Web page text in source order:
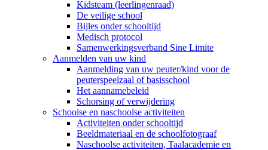
Kidsteam (leerlingenraad)
De veilige school
Bijles onder schooltijd
Medisch protocol
Samenwerkingsverband Sine Limite
Aanmelden van uw kind
Aanmelding van uw peuter/kind voor de
peuterspeelzaal of basisschool
Het aannamebeleid
Schorsing of verwijdering
Schoolse en naschoolse activiteiten
Activiteiten onder schooltijd
Beeldmateriaal en de schoolfotograaf
Naschoolse activiteiten, Taalacademie en